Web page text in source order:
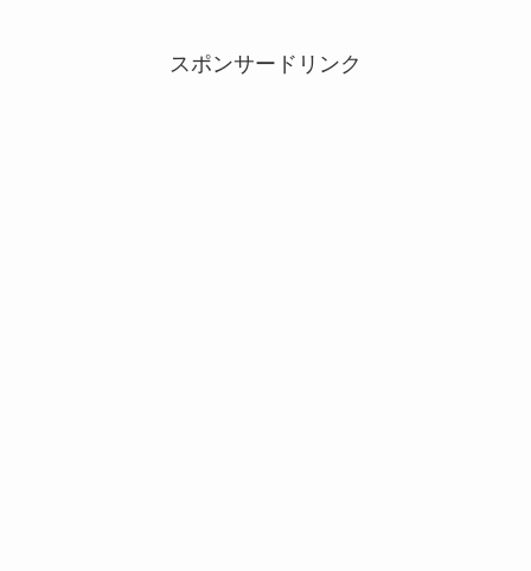
スポンサードリンク